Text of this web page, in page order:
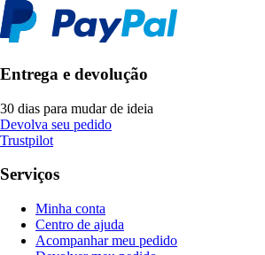
Entrega e devolução
30 dias para mudar de ideia
Devolva seu pedido
Trustpilot
Serviços
Minha conta
Centro de ajuda
Acompanhar meu pedido